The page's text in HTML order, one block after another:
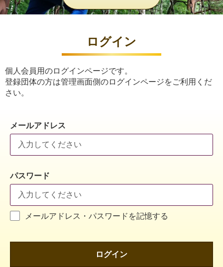
ログイン
個人会員用のログインページです。
登録団体の方は管理画面側のログインページをご利用くだ
さい。
メールアドレス
パスワード
メールアドレス・パスワードを記憶する
ログイン